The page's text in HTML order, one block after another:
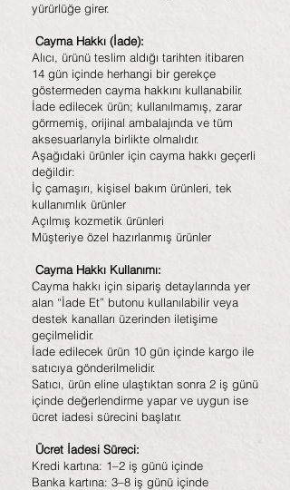
yürürlüğe girer.
Cayma Hakkı (İade):
Alıcı, ürünü teslim aldığı tarihten itibaren
14 gün içinde herhangi bir gerekçe
göstermeden cayma hakkını kullanabilir.
İade edilecek ürün; kullanılmamış, zarar
görmemiş, orijinal ambalajında ve tüm
aksesuarlarıyla birlikte olmalıdır.
Aşağıdaki ürünler için cayma hakkı geçerli
değildir:
İç çamaşırı, kişisel bakım ürünleri, tek
kullanımlık ürünler
Açılmış kozmetik ürünleri
Müşteriye özel hazırlanmış ürünler
Cayma Hakkı Kullanımı:
Cayma hakkı için sipariş detaylarında yer
alan “İade Et” butonu kullanılabilir veya
destek kanalları üzerinden iletişime
geçilmelidir.
İade edilecek ürün 10 gün içinde kargo ile
satıcıya gönderilmelidir.
Satıcı, ürün eline ulaştıktan sonra 2 iş günü
içinde değerlendirme yapar ve uygun ise
ücret iadesi sürecini başlatır.
Ücret İadesi Süreci:
Kredi kartına: 1–2 iş günü içinde
Banka kartına: 3–8 iş günü içinde